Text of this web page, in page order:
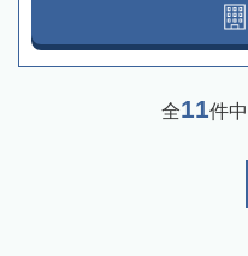
全11件中